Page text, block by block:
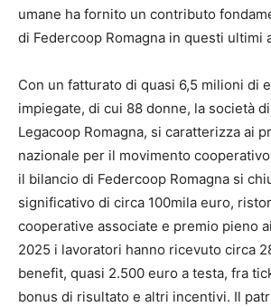
umane ha fornito un contributo
di Federcoop Romagna in questi ultimi
Con un fatturato di quasi 6,5 milioni di
impiegate, di cui 88 donne, la società
Legacoop Romagna, si caratterizza ai
nazionale per il movimento
il bilancio di Federcoop Romagna si
significativo di circa 100mila euro,
cooperative associate e premio pieno
2025 i lavoratori hanno ricevuto circa
benefit, quasi 2.500 euro a testa, fra
bonus di risultato e altri incentivi. Il